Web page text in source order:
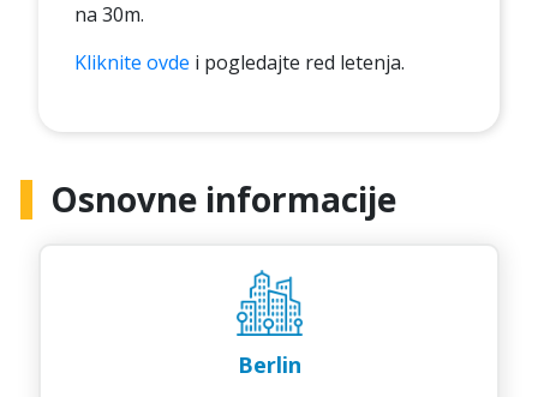
na 30m.
Kliknite ovde i pogledajte red letenja.
Osnovne informacije
Berlin